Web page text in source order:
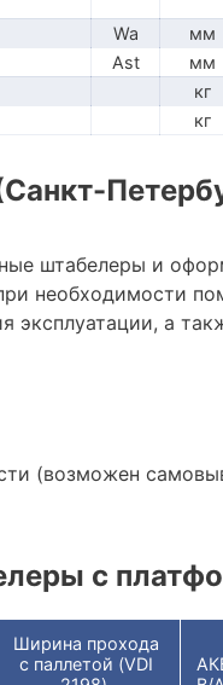
Wa мм
Ast мм
кг
кг
штабелеры и
необходимости
эксплуатации, а
(возможен
с
Ширина прохода
с паллетой (VDI